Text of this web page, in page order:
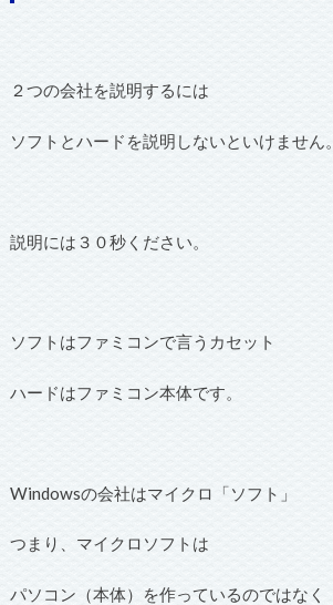
２つの会社を説明するには
ソフトとハードを説明しないといけません。
説明には３０秒ください。
ソフトはファミコンで言うカセット
ハードはファミコン本体です。
Windowsの会社はマイクロ「ソフト」
つまり、マイクロソフトは
パソコン（本体）を作っているのではなく